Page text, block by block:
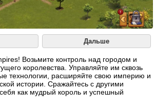
Дальше
Возьмите контроль над городом и
королевства. Управляйте им сквозь
технологии, расширяйте свою империю и
истории. Сражайтесь с другими
как мудрый король и успешный